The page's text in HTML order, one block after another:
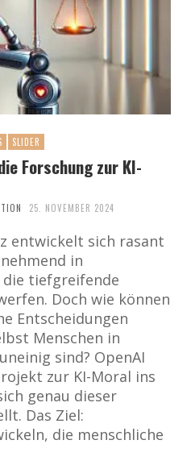
SLIDER
Forschung zur KI-
25. NOVEMBER 2024
entwickelt sich rasant
in
die tiefgreifende
Doch wie können
Entscheidungen
Menschen in
sind? OpenAI
zur KI-Moral ins
genau dieser
Das Ziel:
die menschliche